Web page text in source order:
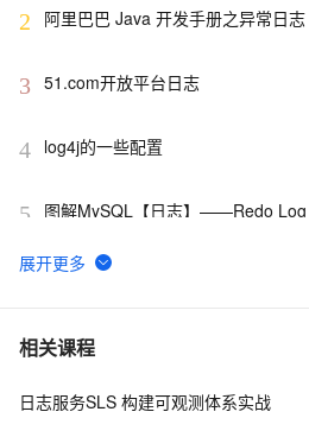
2
阿里巴巴 Java 开发手册之异常日
3 51.com开放平台日志
4 log4j的一些配置
5 图解MySQL【日志】——Redo Log
6 Log4J 漏洞复现+漏洞靶场
7 python 技术篇-logging模块的日志定
8 SLS新版告警入门-旧版告警升级
相关课程
日志服务SLS 构建可观测体系实战